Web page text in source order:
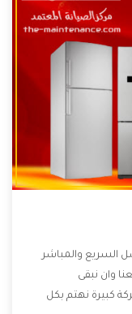
السريع والمباشر
وان نبقى
كبيرة نهتم بكل